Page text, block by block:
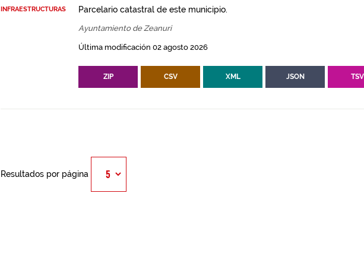
INFRAESTRUCTURAS
Parcelario catastral de este municipio.
Ayuntamiento de Zeanuri
Última modificación 02 agosto 2026
ZIP CSV XML JSON TSV
Resultados por página